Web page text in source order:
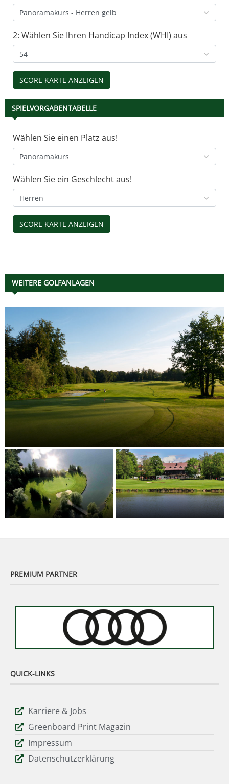
2: Wählen Sie Ihren Handicap Index (WHI) aus
SPIELVORGABENTABELLE
Wählen Sie einen Platz aus!
Wählen Sie ein Geschlecht aus!
WEITERE GOLFANLAGEN
Golfclub Salzburg-Eugendorf
Golfclub Erzherzog Johann Golfclub Gut Altentann
PREMIUM PARTNER
QUICK-LINKS
Karriere & Jobs
Greenboard Print Magazin
Impressum
Datenschutzerklärung